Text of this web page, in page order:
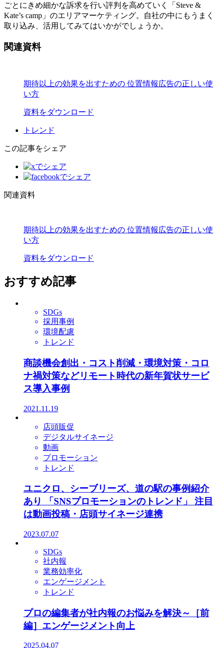
ごとにきめ細かな訴求を行い評判を高めていく「Steve &
Kate’s camp」のエリアマーケティング。自社の中にもうまく
取り込み、活用してみてはいかがでしょうか。
関連資料
期待以上の効果を出すための 位置情報広告の正しい使
い方
資料をダウンロード
トレンド
この記事をシェア
関連資料
期待以上の効果を出すための 位置情報広告の正しい使
い方
資料をダウンロード
おすすめ記事
SDGs
採用事例
環境配慮
トレンド
商談機会創出・コスト削減・環境対策・コロ
ナ禍対策などリモート時代の新年賀状サービ
ス導入事例
2021.11.19
店頭販促
デジタルサイネージ
動画
プロモーション
トレンド
ユニクロ、シーブリーズ、道の駅の事例紹介
あり 「SNSプロモーションのトレンド」 注目
は動画投稿・店頭サイネージ連携
2023.07.07
SDGs
社内報
業務効率化
エンゲージメント
トレンド
プロの編集者が社内報のお悩みを解決～［前
編］エンゲージメント向上
2025.04.07